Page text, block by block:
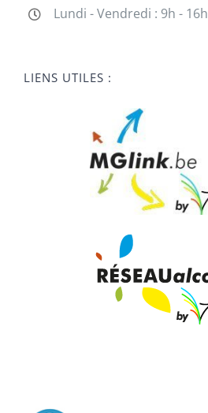
Lundi - Vendredi : 9h - 16h
LIENS UTILES :